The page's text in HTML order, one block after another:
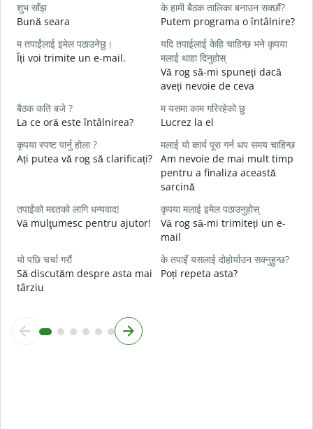
शुभ साँझ
Bună seara
के हामी बैठक तालिका बनाउन सक्छौं?
Putem programa o întâlnire?
म तपाईंलाई इमेल पठाउनेछु।
Îți voi trimite un e-mail.
यदि तपाईलाई केहि चाहिन्छ भने कृपया
मलाई थाहा दिनुहोस्
Vă rog să-mi spuneți dacă
aveți nevoie de ceva
बैठक कति बजे ?
La ce oră este întâlnirea?
म यसमा काम गरिरहेको छु
Lucrez la el
कृपया स्पष्ट पार्नु होला ?
Ați putea vă rog să clarificați?
मलाई यो कार्य पूरा गर्न थप समय चाहिन्छ
Am nevoie de mai mult timp
pentru a finaliza această
sarcină
तपाईंको मद्दतको लागि धन्यवाद!
Vă mulţumesc pentru ajutor!
कृपया मलाई इमेल पठाउनुहोस्
Vă rog să-mi trimiteți un e-
mail
यो पछि चर्चा गरौं
Să discutăm despre asta mai
târziu
के तपाइँ यसलाई दोहोर्याउन सक्नुहुन्छ?
Poți repeta asta?